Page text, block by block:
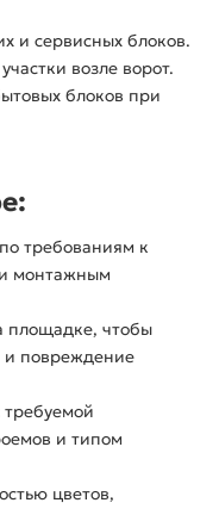
и сервисных блоков.
возле ворот.
блоков при
требованиям к
монтажным
площадке, чтобы
и повреждение
и типом
цветов,